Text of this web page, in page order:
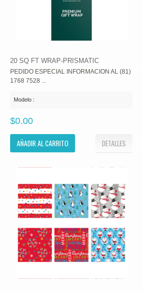
20 SQ FT WRAP-PRISMATIC
PEDIDO ESPECIAL INFORMACION AL (81)
1768 7528 ...
Modelo :
$0.00
DETALLES
AÑADIR AL CARRITO